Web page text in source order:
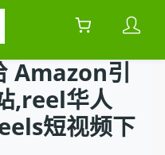
Amazon引
,reel华人
短视频下